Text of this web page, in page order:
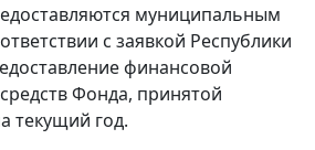
муниципальным
с заявкой Республики
финансовой
Фонда, принятой
текущий год.